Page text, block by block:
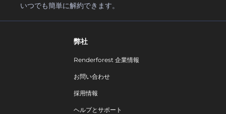
いつでも簡単に解約できます。
弊社
Renderforest 企業情報
お問い合わせ
採用情報
ヘルプとサポート